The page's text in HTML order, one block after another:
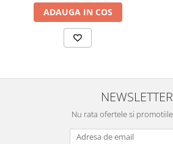
ADAUGA IN COS
NEWSLETTER
Nu rata ofertele si